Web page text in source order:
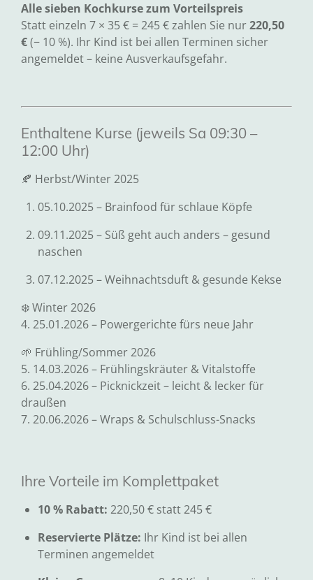
Alle sieben Kochkurse zum Vorteilspreis
Statt einzeln 7 × 35 € = 245 € zahlen Sie nur220,50
€(− 10 %). Ihr Kind ist bei allen Terminen sicher
angemeldet – keine Ausverkaufsgefahr.
Enthaltene Kurse (jeweils Sa 09:30 –
12:00 Uhr)
🍂 Herbst/Winter 2025
05.10.2025 – Brainfood für schlaue Köpfe
09.11.2025 – Süß geht auch anders – gesund
naschen
07.12.2025 – Weihnachtsduft & gesunde Kekse
❄️ Winter 2026
4. 25.01.2026 – Powergerichte fürs neue Jahr
🌱 Frühling/Sommer 2026
5. 14.03.2026 – Frühlingskräuter & Vitalstoffe
6. 25.04.2026 – Picknickzeit – leicht & lecker für
draußen
7. 20.06.2026 – Wraps & Schulschluss-Snacks
Ihre Vorteile im Komplettpaket
10 % Rabatt: 220,50 € statt 245 €
Reservierte Plätze: Ihr Kind ist bei allen
Terminen angemeldet